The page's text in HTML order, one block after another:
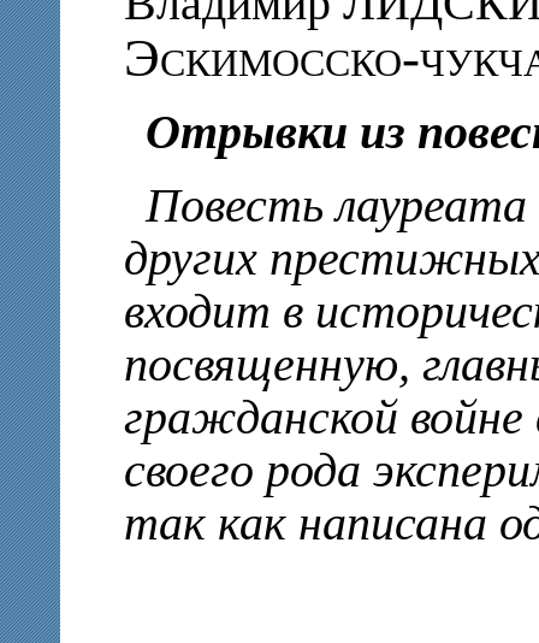
Эскимосско-
Отрывки из
Повесть
других
входит в
посвященную,
гражданской
своего рода
так как написана